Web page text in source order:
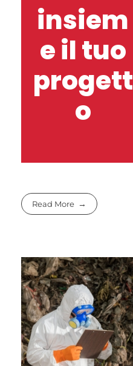
insiem
e il tuo
progett
o
Read More